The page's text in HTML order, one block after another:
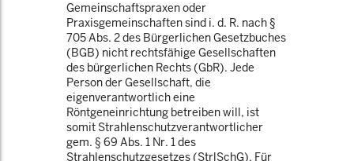
Gemeinschaftspraxen oder
Praxisgemeinschaften sind i. d. R. nach §
705 Abs. 2 des Bürgerlichen Gesetzbuches
(BGB) nicht rechtsfähige Gesellschaften
des bürgerlichen Rechts (GbR). Jede
Person der Gesellschaft, die
eigenverantwortlich eine
Röntgeneinrichtung betreiben will, ist
somit Strahlenschutzverantwortlicher
gem. § 69 Abs. 1 Nr. 1 des
Strahlenschutzgesetzes (StrlSchG). Für